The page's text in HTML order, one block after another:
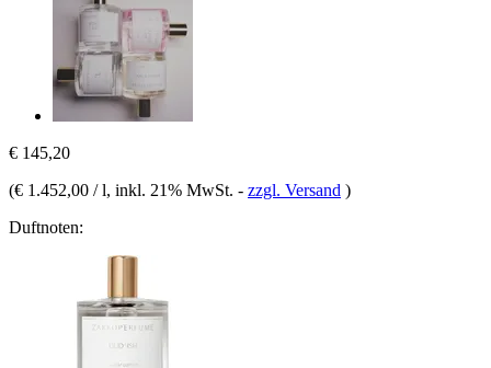
€ 145,20
(€ 1.452,00 / l, inkl. 21% MwSt. - zzgl. Versand )
Duftnoten: